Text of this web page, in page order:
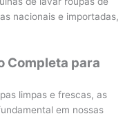
nacionais e importadas,
Completa para
limpas e frescas, as
em nossas